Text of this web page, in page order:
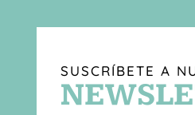
SUSCRÍBETE A